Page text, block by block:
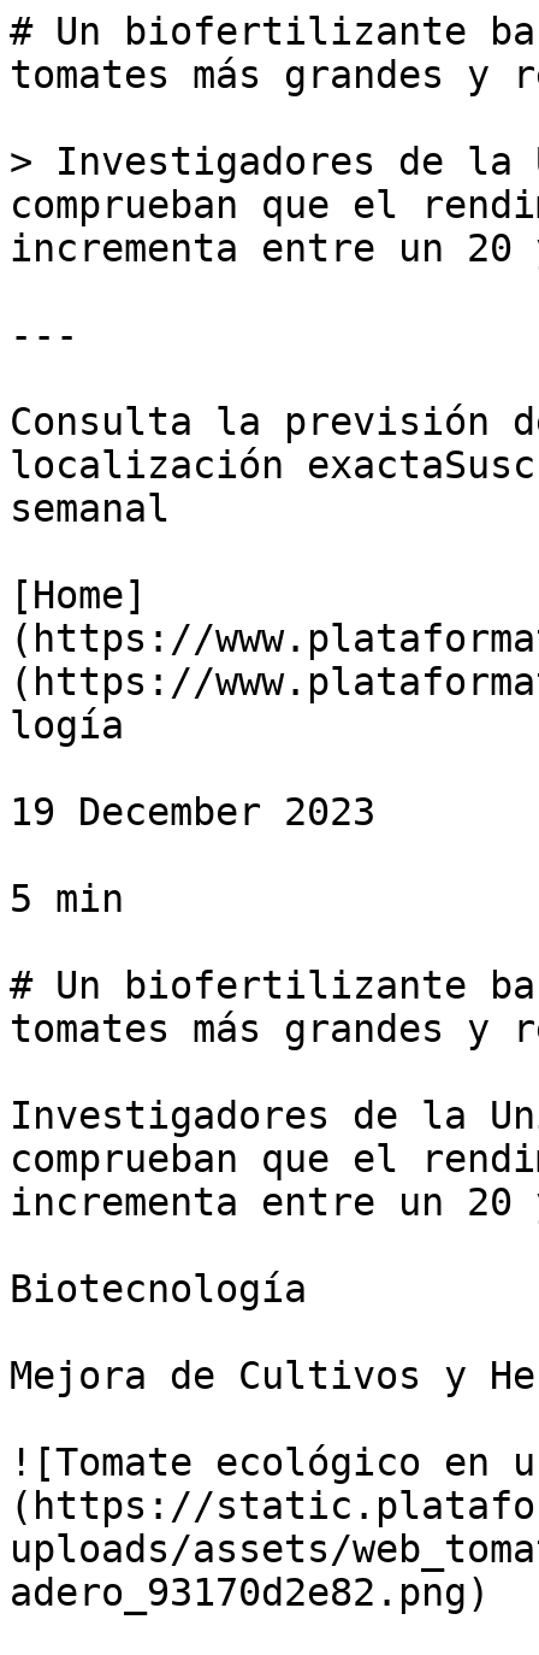
# Un biofertilizante
tomates más grandes y
> Investigadores de la
comprueban que el
incrementa entre un 20
---
Consulta la previsión
localización
semanal
[Home]
(https://
(https://
logía
19 December 2023
5 min
# Un biofertilizante
tomates más grandes y
Investigadores de la
comprueban que el
incrementa entre un 20
Biotecnología
Mejora de Cultivos y
![Tomate ecológico en
(https://
uploads/assets/
adero_93170d2e82.png)